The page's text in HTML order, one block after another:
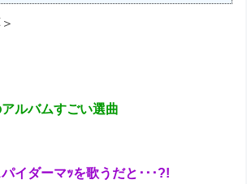
ルバムすごい選曲
イダーマｯを歌うだと･･･?!